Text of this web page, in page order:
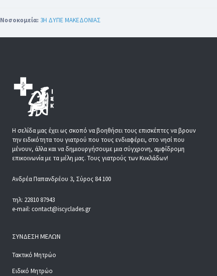
Νοσοκομεία: 3Η ΔΥΠΕ ΜΑΚΕΔΟΝΙΑΣ
Η σελίδα μας έχει ως σκοπό να βοηθήσει τους επισκέπτες να βρουν
την ειδικότητα του γιατρού που τους ενδιαφέρει, στο νησί που
μένουν, άλλα και να δημιουργήσουμε μια σύγχρονη, αμφίδρομη
επικοινωνία με τα μέλη μας. Τους γιατρούς των Κυκλάδων!
Ανδρέα Παπανδρέου 3, Σύρος 84 100
τηλ: 22810 87943
e-mail: contact@iscyclades.gr
ΣΎΝΔΕΣΗ ΜΕΛΏΝ
Τακτικό Μητρώο
Ειδικό Μητρώο